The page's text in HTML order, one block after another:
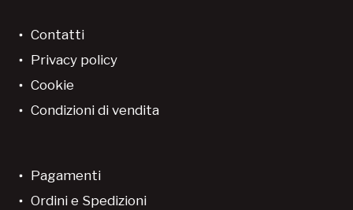
Contatti
Privacy policy
Cookie
Condizioni di vendita
Pagamenti
Ordini e Spedizioni